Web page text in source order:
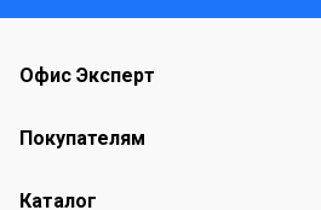
Офис Эксперт
Покупателям
Каталог